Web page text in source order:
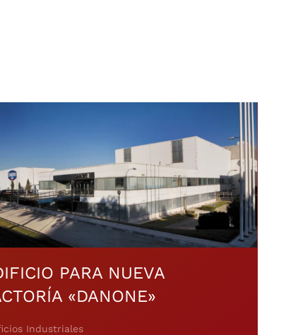
PARA NUEVA
«DANONE»
Industriales